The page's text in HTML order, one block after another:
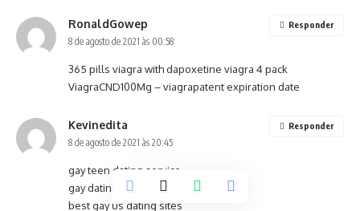
RonaldGowep
8 de agosto de 2021 às 00:58
365 pills viagra with dapoxetine viagra 4 pack
ViagraCND100Mg – viagrapatent expiration date
Responder
Kevinedita
8 de agosto de 2021 às 20:45
gay teen dating service
gay dating grindr
best gay us dating sites
Responder